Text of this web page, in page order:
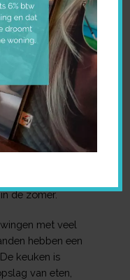
nieuwbouwproject
tuin. Deze
te Sint-
ligging op korte
hebben een
De landelijke
Alle beschikken
een gerust hart te
gezinnen
de zomer.
met veel
hebben een
keuken is
van eten,